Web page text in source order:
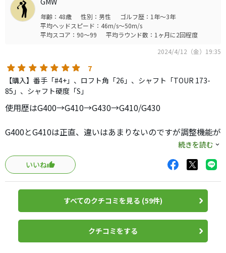
います。
飛距離は、最新と比べて飛ばないようですが、決まった距
離が出せれば十分かと思って使用しています。
年齢：48歳 性別：男性
ゴルフ歴：1年～3年
平均ヘッドスピード：46m/s～50m/s
平均スコア：90～99
平均ラウンド数：1ヶ月に2回程度
2024/4/12（金）19:35
7
【購入】番手「#4+」、ロフト角「26」、シャフト「TOUR 173-
85」、シャフト硬度「S」
使用歴はG400→G410→G430→G410/G430
G400とG410は正直、違いはあまりないのですが調整機能が
ついたので、ノーマルが捕まり過ぎるのをライ角フラット
で解決。
G410最大の特徴は、優しいクラブでありながら、スピンの
入るユーティリティという事だと思います。
フェードヒッターですが、アイアンライクな曲がり方をす
るので、目標に合わせやすい。G430は打った方向に真っ直
ぐすっ飛ぶので、左右に曲げて保険かけるのは難しいです。
続きを読む
いいね
すべてのクチコミを見る (59件)
クチコミをする